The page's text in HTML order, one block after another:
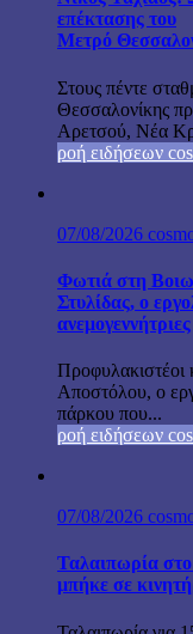
επέκτασης του
Μετρό
Στους πέντε
Θεσσαλονίκης
Αρετσού, Νέα
ροή ειδήσεων
07/08/2026
Φωτιά στη
Στυλίδας, ο
ανεμογεννήτριες
Προφυλακιστέοι
Αποστόλου, ο
πάρκου που...
ροή ειδήσεων
07/08/2026
Ταλαιπωρία
μπήκε σε